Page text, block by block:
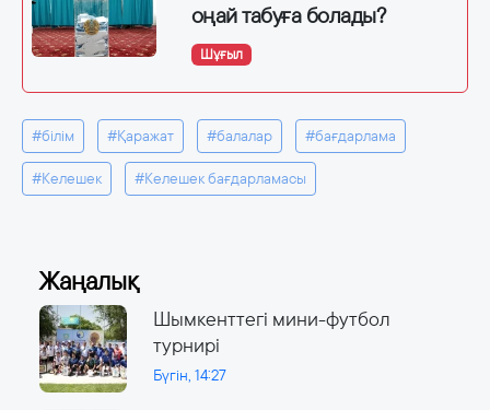
оңай табуға болады?
Шұғыл
#білім #Қаражат #балалар #бағдарлама
#Келешек #Келешек бағдарламасы
Жаңалық
Шымкенттегі мини-футбол
турнирі
Бүгін, 14:27